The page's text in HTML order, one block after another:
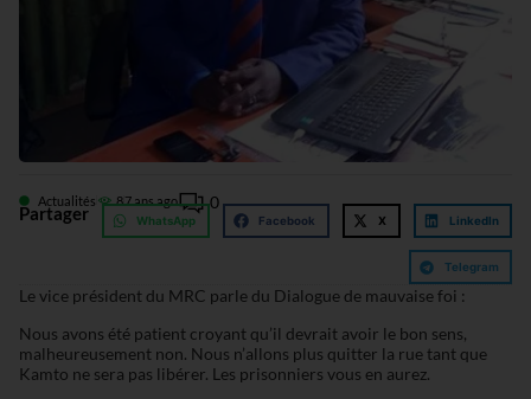
Actualités 87 ans ago 0
Partager WhatsApp Facebook X LinkedIn
Telegram
Le vice président du MRC parle du Dialogue de mauvaise foi :
Nous avons été patient croyant qu’il devrait avoir le bon sens,
malheureusement non. Nous n’allons plus quitter la rue tant que
Kamto ne sera pas libérer. Les prisonniers vous en aurez.